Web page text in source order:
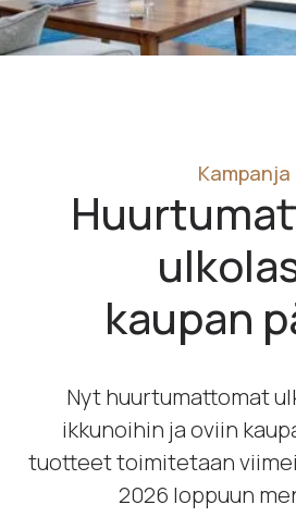
Kampanja
kaupan
Nyt huurtumattomat
ikkunoihin ja oviin
tuotteet toimitetaan
2026 loppuun